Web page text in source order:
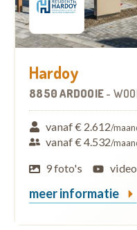
Hardoy
8850 ARDOOIE -
vanaf € 2.612/
vanaf € 4.532/
9 foto's
video
meer informatie